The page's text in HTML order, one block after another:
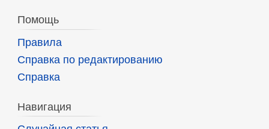
Помощь
Правила
Справка по редактированию
Справка
Навигация